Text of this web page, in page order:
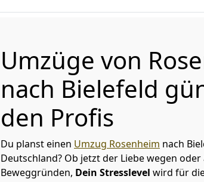
Umzüge von
nach Bielefeld
den Profis
Du planst einen Umzug Rosenheim nach
Deutschland? Ob jetzt der Liebe wegen
Beweggründen, Dein Stresslevel wird für